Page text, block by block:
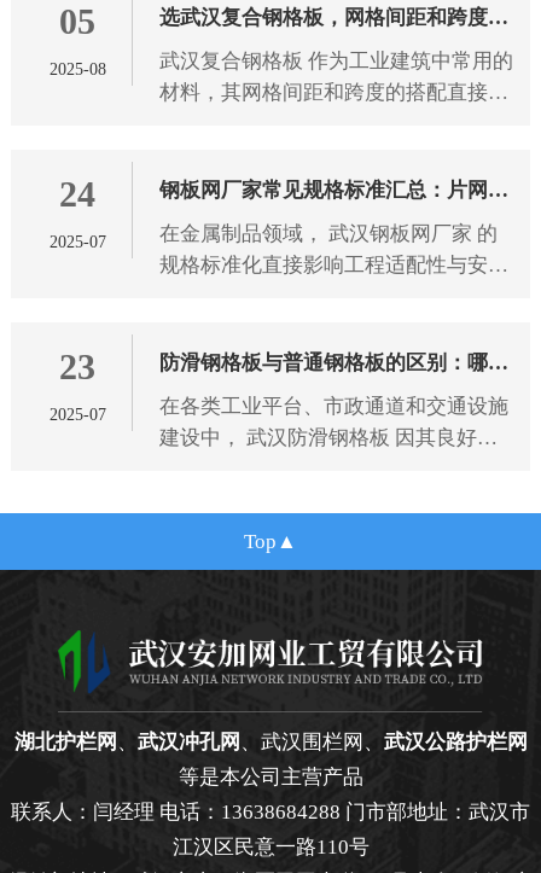
材质会发生一系列变化，
05
2025-08
选武汉复合钢格板，网格间距和跨度怎
么搭配？
武汉复合钢格板 作为工业建筑中常用的
材料，其网格间距和跨度的搭配直接影
细介绍如何科学地匹配这两个
24
2025-07
钢板网厂家常见规格标准汇总：片网尺
寸、网孔形状全解析
在金属制品领域， 武汉钢板网厂家 的
规格标准化直接影响工程适配性与安全
规范，为选型提供专业依据。
23
2025-07
防滑钢格板与普通钢格板的区别：哪种
更适合您的项目需求？
在各类工业平台、市政通道和交通设施
建设中， 武汉防滑钢格板 因其良好的
格板，防滑钢格板在设计细节
Top
湖北护栏网 、 武汉冲孔网 、武汉围栏网、 武汉公路护栏网
等是本公司主营产品
联系人：闫经理 电话：13638684288 门市部地址：武汉市
江汉区民意一路110号